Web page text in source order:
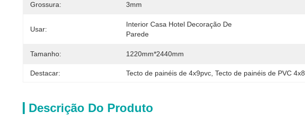
Grossura: 3mm
Usar:
Interior Casa Hotel Decoração De
Parede
Tamanho: 1220mm*2440mm
Destacar: Tecto de painéis de 4x9pvc Tecto de painéis de PVC 4x8
Descrição Do Produto